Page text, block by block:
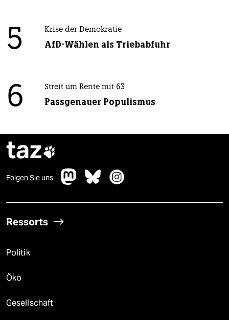
5 Krise der Demokratie
AfD-Wählen als Triebabfuhr
6 Streit um Rente mit 63
Passgenauer Populismus
taz
Folgen Sie uns
Ressorts
Politik
Öko
Gesellschaft